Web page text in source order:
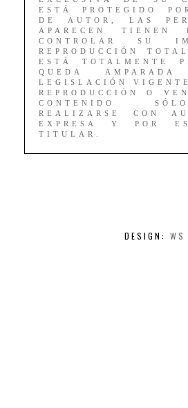
ESTÁ PROTEGIDO
DE AUTOR, LAS
APARECEN TIENEN
CONTROLAR SU
REPRODUCCIÓN
ESTÁ TOTALMENTE
QUEDA
LEGISLACIÓN
REPRODUCCIÓN O
CONTENIDO
REALIZARSE CON
EXPRESA Y POR
TITULAR.
DESIGN: WS